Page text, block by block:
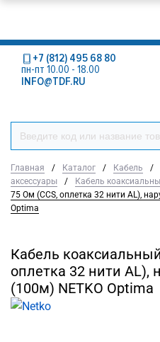
+7 (812) 495 68 80
пн-пт 10.00 - 18.00
INFO@TDF.RU
Главная / Каталог / Кабель /
аксессуары
/ Кабель
75 Ом (CCS, оплетка 32 нити AL),
Optima
Кабель
оплетка 32 нити
(100м) NETKO Optima